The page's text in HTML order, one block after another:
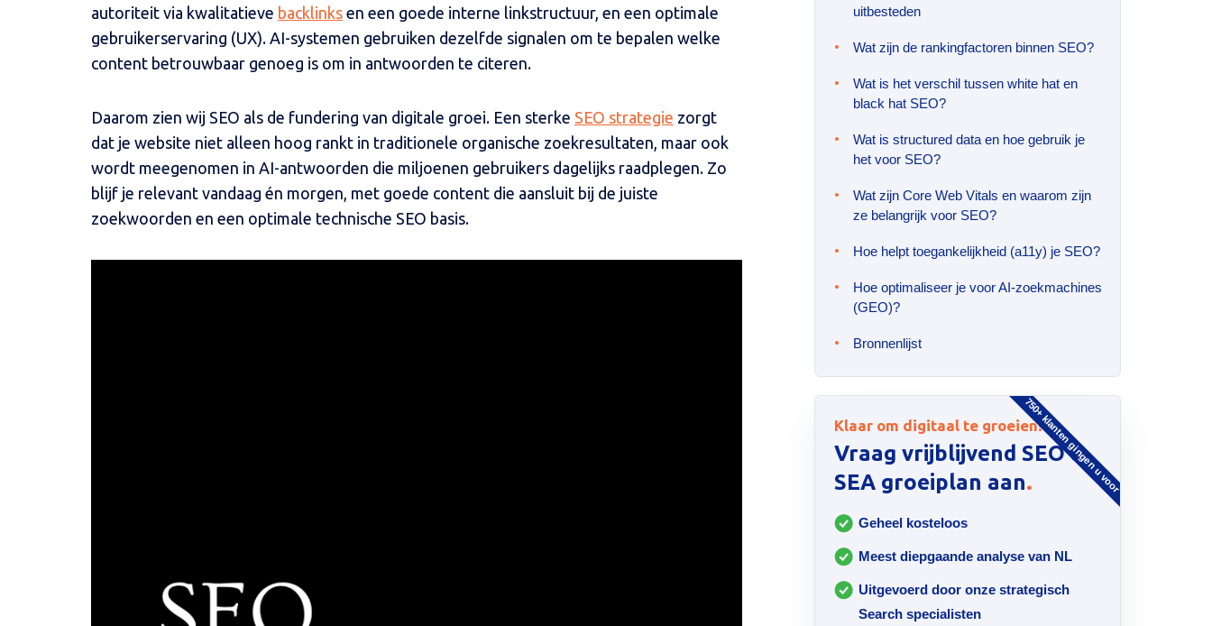
autoriteit via kwalitatieve backlinksen een goede interne linkstructuur, en een optimale
gebruikerservaring (UX). AI-systemen gebruiken dezelfde signalen om te bepalen welke
content betrouwbaar genoeg is om in antwoorden te citeren.
Daarom zien wij SEO als de fundering van digitale groei. Een sterke SEO strategie zorgt
dat je website niet alleen hoog rankt in traditionele organische zoekresultaten, maar ook
wordt meegenomen in AI-antwoorden die miljoenen gebruikers dagelijks raadplegen. Zo
blijf je relevant vandaag én morgen, met goede content die aansluit bij de juiste
zoekwoorden en een optimale technische SEO basis.
uitbesteden
Wat zijn de rankingfactoren binnen SEO?
Wat is het verschil tussen white hat en
black hat SEO?
Wat is structured data en hoe gebruik je
het voor SEO?
Wat zijn Core Web Vitals en waarom zijn
ze belangrijk voor SEO?
Hoe helpt toegankelijkheid (a11y) je SEO?
Hoe optimaliseer je voor AI-zoekmachines
(GEO)?
Bronnenlijst
750+ klanten gingen u voor
Klaar om digitaal te groeien?
Vraag vrijblijvend SEO &
SEA groeiplan aan.
Geheel kosteloos
Meest diepgaande analyse van NL
Uitgevoerd door onze strategisch
Search specialisten